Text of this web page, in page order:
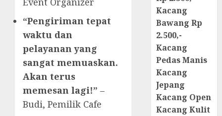
“Pengiriman tepat
waktu dan
pelayanan yang
sangat memuaskan.
Akan terus
memesan lagi!” –
Budi, Pemilik Cafe
Kacang
Bawang Rp
2.500,-
Kacang
Pedas Manis
Kacang
Jepang
Kacang Open
Kacang Kulit